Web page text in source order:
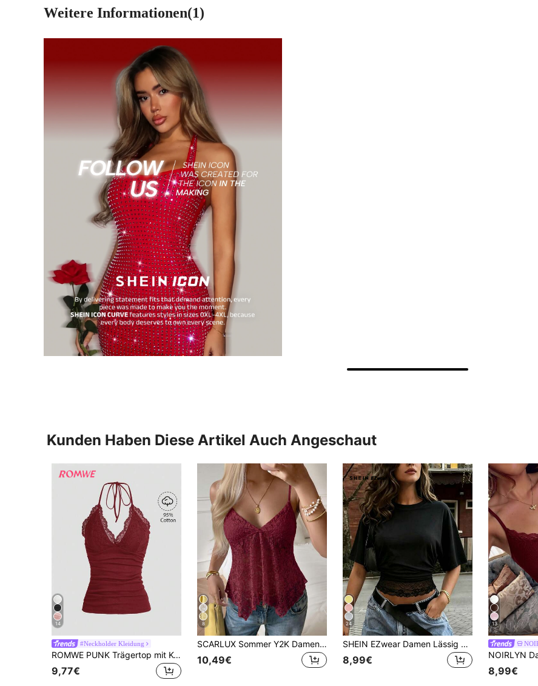
Weitere Informationen(1)
Kunden Haben Diese Artikel Auch Angeschaut
14
#Neckholder Kleidung
ROMWE PUNK Trägertop mit Kontrast Spitzen, Rüschen,
9,77€
8
SCARLUX Sommer Y2K Damen Blumen Spitze Cami Top, V-Ausschnitt dünne Träger unregelmäßiger Saum Tanktop, Lässig Top für Schulanfang, tägliche Street Outfits
10,49€
24
SHEIN EZwear Damen Lässig Urlaub Minimalistisch Basic Kurzarm Rundhals Tailliert Spitze Patchwork Romantisch Date Urlaub Strand Pendeln Elegant T-Shirt Sommer Strand Urlaub Feiertag Lässig Urlaub Bekleidung
8,99€
13
8,99€